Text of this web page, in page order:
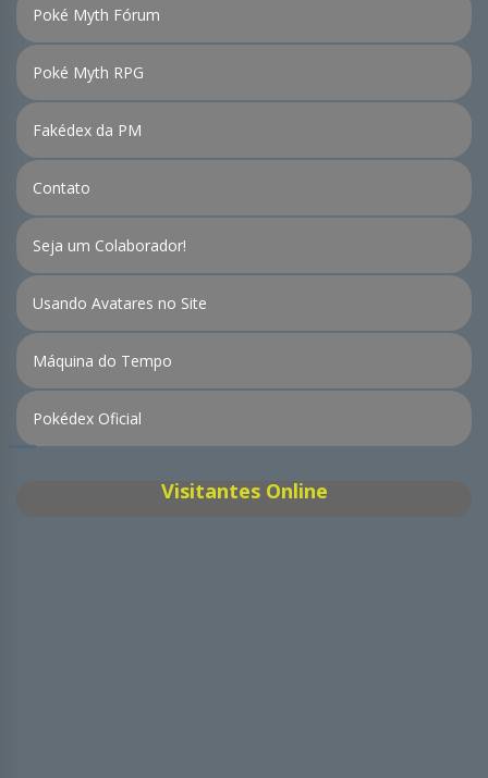
Poké Myth Fórum
Poké Myth RPG
Fakédex da PM
Contato
Seja um Colaborador!
Usando Avatares no Site
Máquina do Tempo
Pokédex Oficial
Visitantes Online